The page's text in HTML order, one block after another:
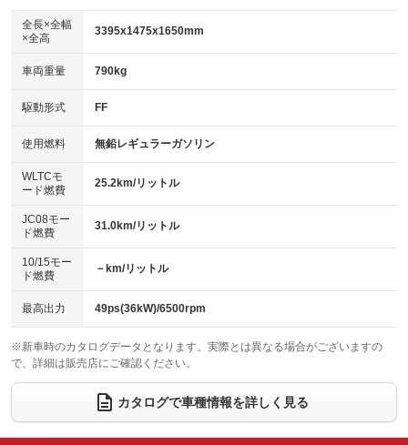
：装備なし
パワーウィンドウ
アイドリングストップ
：装備あり
USB入力端子
：装備なし
100V電源
：装備なし
センターデフロック
：装備なし
電動格納ミラー
：装備あり
：装備あり
革シート
キーレス
HID(キセノンライト)
：装備なし
バックカメラ
：装備なし
エアロ
：装備なし
：装備なし
パワーシート
ベンチシート
：装備あり
チップアップシート
：装備なし
：装備なし ：装備あり
ウォークスルー
：装備なし
電動リアゲート フロントカメラ
：装備なし
：装備なし ：装備なし
全長×全幅
×全高
3395x1475x1650mm
車両重量 790kg
駆動形式 FF
使用燃料 無鉛レギュラーガソリン
WLTCモ
ード燃費
25.2km/リットル
JC08モー
ド燃費
31.0km/リットル
10/15モー
ド燃費
－km/リットル
最高出力 49ps(36kW)/6500rpm
※新車時のカタログデータとなります。実際とは異なる場合がございますの
で、詳細は販売店にご確認ください。
カタログで車種情報を詳しく見る